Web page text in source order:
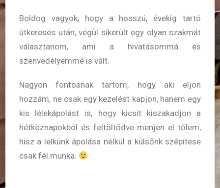
Boldog vagyok, hogy a hosszú, évekig tartó
útkeresés után, végül sikerült egy olyan szakmát
választanom, ami a hivatásommá és
szenvedélyemmé is vált.
Nagyon fontosnak tartom, hogy aki eljön
hozzám, ne csak egy kezelést kapjon, hanem egy
kis lélekápolást is, hogy kicsit kiszakadjon a
hétköznapokból és feltöltődve menjen el tőlem,
hisz a lelkünk ápolása nélkül a külsőnk szépítése
csak fél munka.